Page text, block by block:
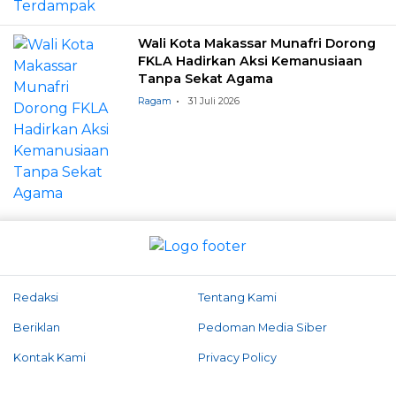
Wali Kota Makassar Munafri Dorong
FKLA Hadirkan Aksi Kemanusiaan
Tanpa Sekat Agama
Ragam 31 Juli 2026
Redaksi Tentang Kami
Beriklan Pedoman Media Siber
Kontak Kami Privacy Policy